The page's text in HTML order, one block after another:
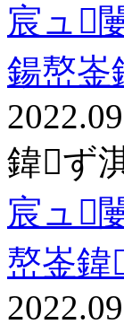
宸ュ
鍚嶅崟
鍏ず
宸ュ
嶅崟鍏